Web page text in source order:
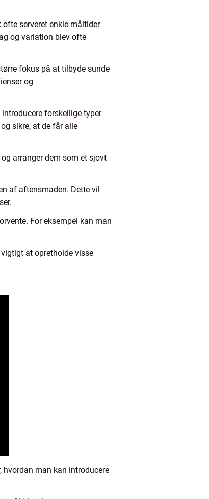
serveret enkle måltider
og variation blev ofte
fokus på at tilbyde sunde
og
forskellige typer
sikre, at de får alle
arranger dem som et sjovt
af aftensmaden. Dette vil
For eksempel kan man
at opretholde visse
man kan introducere